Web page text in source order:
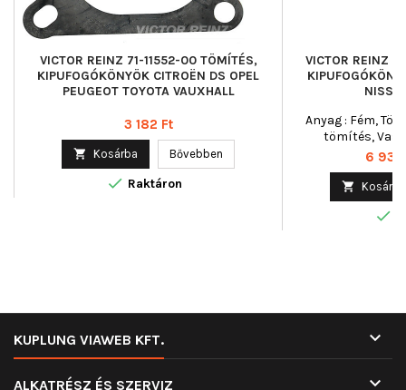
VICTOR REINZ 71-11552-00 TÖMÍTÉS,
KIPUFOGÓKÖNYÖK CITROËN DS OPEL
PEUGEOT TOYOTA VAUXHALL
Ár
3 182 Ft
 Kosárba Bővebben
 Raktáron
VICTOR REINZ
Anyag : Fém,
tömítés,
Ár
6 938
 Kosárba

KUPLUNG VIAWEB KFT. 
ALKATRÉSZ ÉS SZERVIZ 